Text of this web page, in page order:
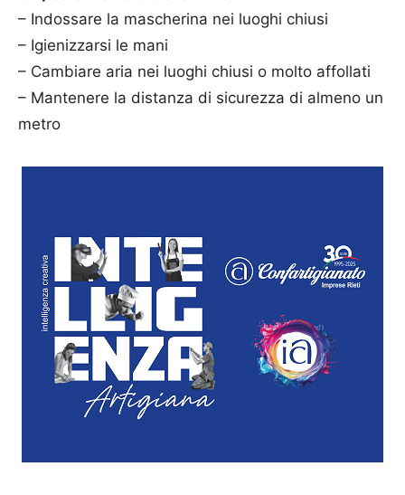
– Indossare la mascherina nei luoghi chiusi
– Igienizzarsi le mani
– Cambiare aria nei luoghi chiusi o molto affollati
– Mantenere la distanza di sicurezza di almeno un
metro